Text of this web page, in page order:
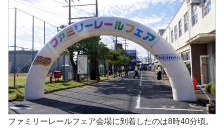
ファミリーレールフェア会場に到着したのは8時40分頃。